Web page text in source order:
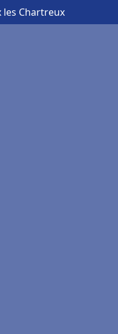
les Chartreux